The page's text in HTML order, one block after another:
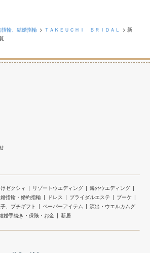
指輪、結婚指輪 ＴＡＫＥＵＣＨＩ ＢＲＩＤＡＬ
新
ゼクシィ リゾートウエディング
海外ウエディング
指輪・婚約指輪 ドレス ブライダルエステ
ブーケ
、プチギフト ペーパーアイテム
演出・ウエルカムグ
婚手続き・保険・お金 新居